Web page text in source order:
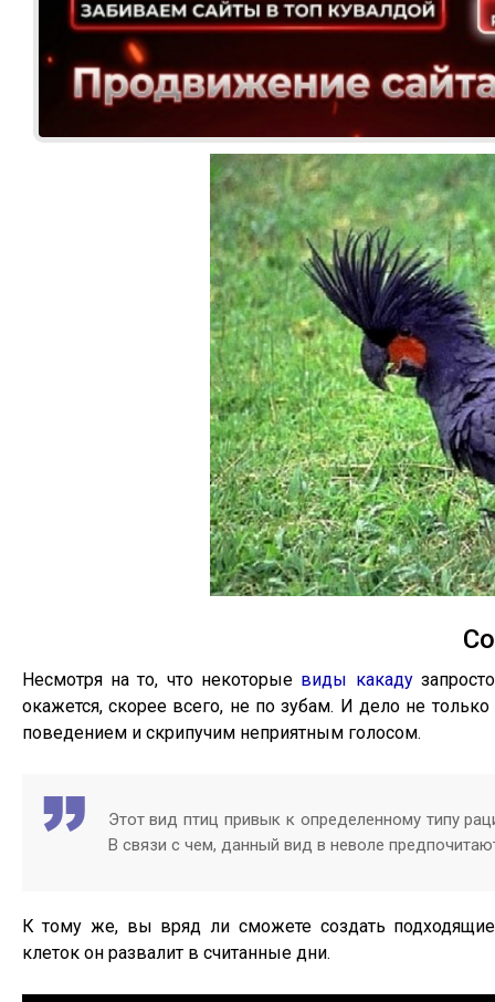
Несмотря на то, что некоторые виды какаду
окажется, скорее всего, не по зубам. И дело не
поведением и скрипучим неприятным голосом.
Этот вид птиц привык к определенному типу
В связи с чем, данный вид в неволе
К тому же, вы вряд ли сможете создать
клеток он развалит в считанные дни.